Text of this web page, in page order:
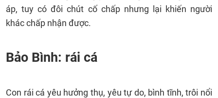
áp, tuy có đôi chút cố chấp nhưng lại khiến người
khác chấp nhận được.
Bảo Bình: rái cá
Con rái cá yêu hưởng thụ, yêu tự do, bình tĩnh, trôi nổi